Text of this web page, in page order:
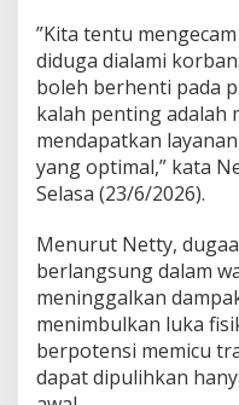
r
b
a
n
d
a
n
P
e
t
i
n
n
y
a
”Kita tentu
diduga dialami
boleh berhenti pada
kalah penting adalah
mendapatkan
yang optimal,” kata
Selasa (23/6/2026).
Menurut Netty,
berlangsung dalam
meninggalkan
menimbulkan luka
berpotensi memicu
dapat dipulihkan